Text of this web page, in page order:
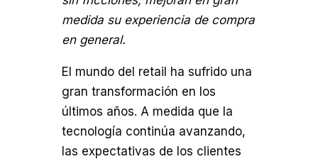
medida su experiencia de compra
en general.
El mundo del retail ha sufrido una
gran transformación en los
últimos años. A medida que la
tecnología continúa avanzando,
las expectativas de los clientes